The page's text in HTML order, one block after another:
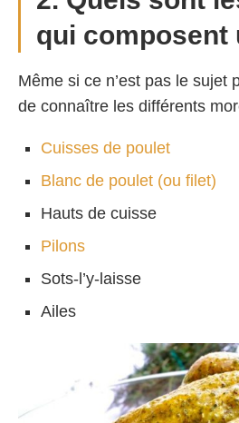
qui composent
Même si ce n’est pas le sujet
de connaître les différents
Cuisses de poulet
Blanc de poulet (ou filet)
Hauts de cuisse
Pilons
Sots-l’y-laisse
Ailes